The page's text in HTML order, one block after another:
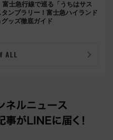
富士急行線で巡る「うちはサス
ンプラリー！富士急ハイランド
ッズ徹底ガイド
ALL